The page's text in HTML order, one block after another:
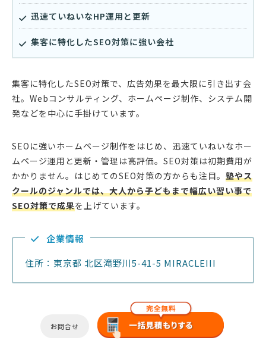
迅速ていねいなHP運用と更新
集客に特化したSEO対策に強い会社
集客に特化したSEO対策で、広告効果を最大限に引き出す会
社。Webコンサルティング、ホームページ制作、システム開
発などを中心に手掛けています。
SEOに強いホームページ制作をはじめ、迅速ていねいなホー
ムページ運用と更新・管理は高評価。SEO対策は初期費用が
かかりません。はじめてのSEO対策の方からも注目。 塾やス
クールのジャンルでは、大人から子どもまで幅広い習い事で
SEO対策で成果を上げています。
企業情報
住所：東京都 北区滝野川5-41-5 MIRACLEIII
お問合せ